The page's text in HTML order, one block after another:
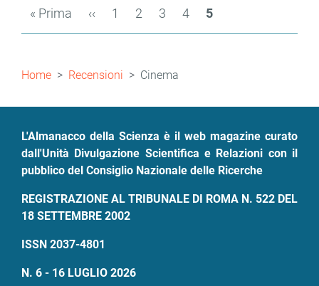
Paginazione
Prima
« Prima
Pagina
‹‹ Page
1 Page
2 Page
3 Page
4
Pagina
5
Briciole
Home Recensioni Cinema
L'Almanacco della Scienza è il web magazine curato
dall'Unità Divulgazione Scientifica e Relazioni con il
pubblico del Consiglio Nazionale delle Ricerche
REGISTRAZIONE AL TRIBUNALE DI ROMA N. 522 DEL
18 SETTEMBRE 2002
ISSN 2037-4801
N. 6 - 16 LUGLIO 2026